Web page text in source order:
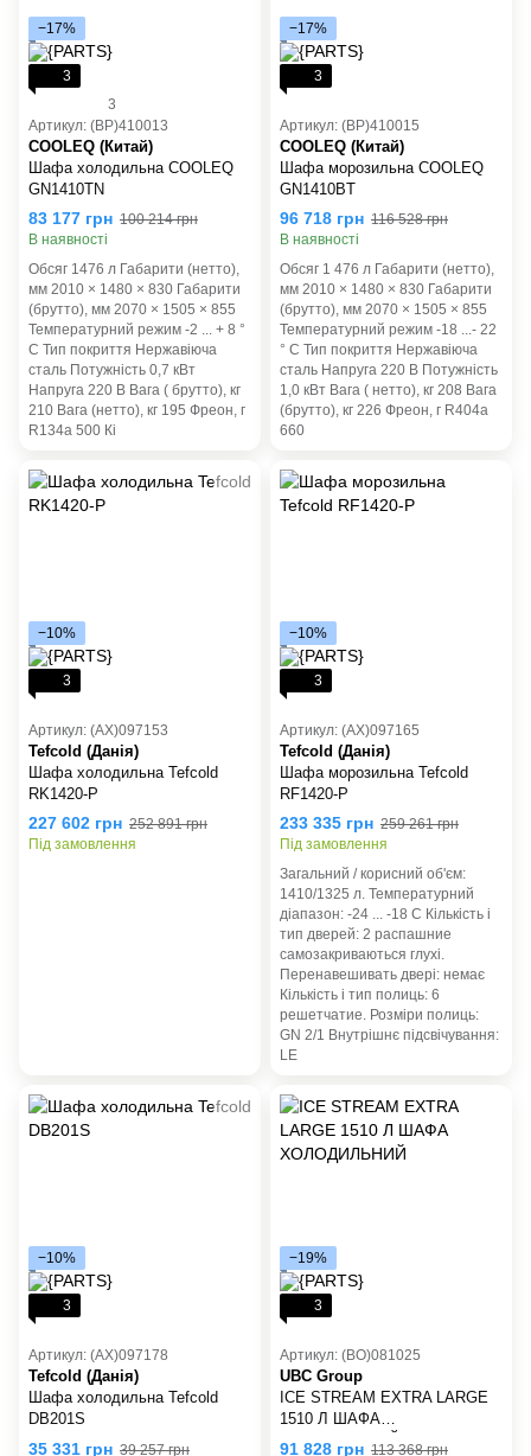
−17%
3
3
Артикул: (BP)410013
COOLEQ (Китай)
Шафа холодильна COOLEQ
GN1410TN
83 177 грн 100 214 грн
В наявності
Обсяг 1476 л Габарити (нетто),
мм 2010 × 1480 × 830 Габарити
(брутто), мм 2070 × 1505 × 855
Температурний режим -2 ... + 8 °
С Тип покриття Нержавіюча
сталь Потужність 0,7 кВт
Напруга 220 В Вага ( брутто), кг
210 Вага (нетто), кг 195 Фреон, г
R134a 500 Кі
−17%
3
Артикул: (BP)410015
COOLEQ (Китай)
Шафа морозильна COOLEQ
GN1410BT
96 718 грн 116 528 грн
В наявності
Обсяг 1 476 л Габарити (нетто),
мм 2010 × 1480 × 830 Габарити
(брутто), мм 2070 × 1505 × 855
Температурний режим -18 ...- 22
° С Тип покриття Нержавіюча
сталь Напруга 220 В Потужність
1,0 кВт Вага ( нетто), кг 208 Вага
(брутто), кг 226 Фреон, г R404a
660
−10%
3
Артикул: (AX)097153
Tefcold (Данія)
Шафа холодильна Tefcold
RK1420-P
227 602 грн 252 891 грн
Під замовлення
−10%
3
Артикул: (AX)097165
Tefcold (Данія)
Шафа морозильна Tefcold
RF1420-P
233 335 грн 259 261 грн
Під замовлення
Загальний / корисний об'єм:
1410/1325 л. Температурний
діапазон: -24 ... -18 C Кількість і
тип дверей: 2 pаспашние
самозакриваються глухі.
Перенавешивать двері: немає
Кількість і тип полиць: 6
pешетчатие. Розміри полиць:
GN 2/1 Внутрішнє підсвічування:
LE
−10%
3
Артикул: (AX)097178
Tefcold (Данія)
Шафа холодильна Tefcold
DB201S
35 331 грн 39 257 грн
−19%
3
Артикул: (BO)081025
UBC Group
ICE STREAM EXTRA LARGE
1510 Л ШАФА
ХОЛОДИЛЬНИЙ
91 828 грн 113 368 грн